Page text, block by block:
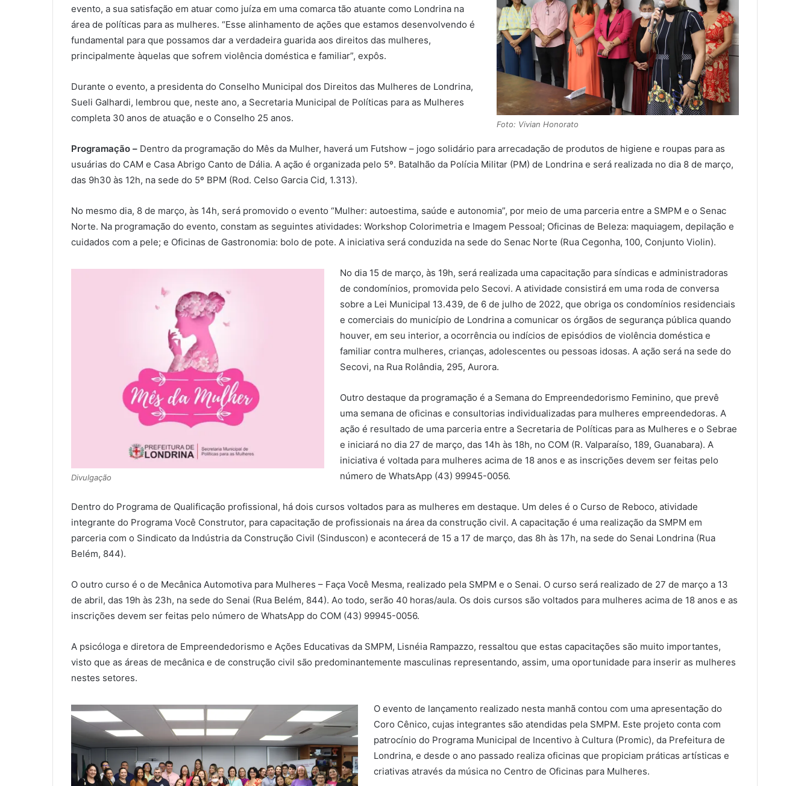
Foto: Vivian Honorato
evento, a sua satisfação em atuar como juíza em uma comarca tão atuante como Londrina na
área de políticas para as mulheres. “Esse alinhamento de ações que estamos desenvolvendo é
fundamental para que possamos dar a verdadeira guarida aos direitos das mulheres,
principalmente àquelas que sofrem violência doméstica e familiar”, expôs.
Durante o evento, a presidenta do Conselho Municipal dos Direitos das Mulheres de Londrina,
Sueli Galhardi, lembrou que, neste ano, a Secretaria Municipal de Políticas para as Mulheres
completa 30 anos de atuação e o Conselho 25 anos.
Programação – Dentro da programação do Mês da Mulher, haverá um Futshow – jogo solidário para arrecadação de produtos de higiene e roupas para as
usuárias do CAM e Casa Abrigo Canto de Dália. A ação é organizada pelo 5º. Batalhão da Polícia Militar (PM) de Londrina e será realizada no dia 8 de março,
das 9h30 às 12h, na sede do 5º BPM (Rod. Celso Garcia Cid, 1.313).
No mesmo dia, 8 de março, às 14h, será promovido o evento “Mulher: autoestima, saúde e autonomia”, por meio de uma parceria entre a SMPM e o Senac
Norte. Na programação do evento, constam as seguintes atividades: Workshop Colorimetria e Imagem Pessoal; Oficinas de Beleza: maquiagem, depilação e
cuidados com a pele; e Oficinas de Gastronomia: bolo de pote. A iniciativa será conduzida na sede do Senac Norte (Rua Cegonha, 100, Conjunto Violin).
Divulgação
No dia 15 de março, às 19h, será realizada uma capacitação para síndicas e administradoras
de condomínios, promovida pelo Secovi. A atividade consistirá em uma roda de conversa
sobre a Lei Municipal 13.439, de 6 de julho de 2022, que obriga os condomínios residenciais
e comerciais do município de Londrina a comunicar os órgãos de segurança pública quando
houver, em seu interior, a ocorrência ou indícios de episódios de violência doméstica e
familiar contra mulheres, crianças, adolescentes ou pessoas idosas. A ação será na sede do
Secovi, na Rua Rolândia, 295, Aurora.
Outro destaque da programação é a Semana do Empreendedorismo Feminino, que prevê
uma semana de oficinas e consultorias individualizadas para mulheres empreendedoras. A
ação é resultado de uma parceria entre a Secretaria de Políticas para as Mulheres e o Sebrae
e iniciará no dia 27 de março, das 14h às 18h, no COM (R. Valparaíso, 189, Guanabara). A
iniciativa é voltada para mulheres acima de 18 anos e as inscrições devem ser feitas pelo
número de WhatsApp (43) 99945-0056.
Dentro do Programa de Qualificação profissional, há dois cursos voltados para as mulheres em destaque. Um deles é o Curso de Reboco, atividade
integrante do Programa Você Construtor, para capacitação de profissionais na área da construção civil. A capacitação é uma realização da SMPM em
parceria com o Sindicato da Indústria da Construção Civil (Sinduscon) e acontecerá de 15 a 17 de março, das 8h às 17h, na sede do Senai Londrina (Rua
Belém, 844).
O outro curso é o de Mecânica Automotiva para Mulheres – Faça Você Mesma, realizado pela SMPM e o Senai. O curso será realizado de 27 de março a 13
de abril, das 19h às 23h, na sede do Senai (Rua Belém, 844). Ao todo, serão 40 horas/aula. Os dois cursos são voltados para mulheres acima de 18 anos e as
inscrições devem ser feitas pelo número de WhatsApp do COM (43) 99945-0056.
A psicóloga e diretora de Empreendedorismo e Ações Educativas da SMPM, Lisnéia Rampazzo, ressaltou que estas capacitações são muito importantes,
visto que as áreas de mecânica e de construção civil são predominantemente masculinas representando, assim, uma oportunidade para inserir as mulheres
nestes setores.
O evento de lançamento realizado nesta manhã contou com uma apresentação do
Coro Cênico, cujas integrantes são atendidas pela SMPM. Este projeto conta com
patrocínio do Programa Municipal de Incentivo à Cultura (Promic), da Prefeitura de
Londrina, e desde o ano passado realiza oficinas que propiciam práticas artísticas e
criativas através da música no Centro de Oficinas para Mulheres.